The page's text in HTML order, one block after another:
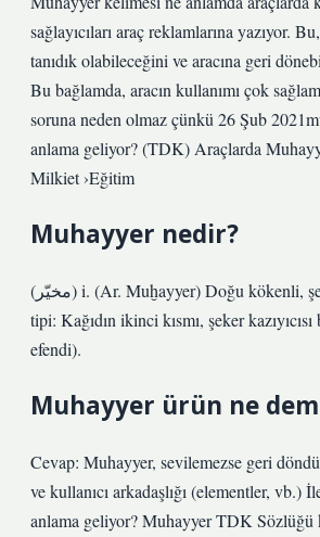
sağlayıcıları araç reklamlarına yazıyor.
tanıdık olabileceğini ve aracına geri
Bu bağlamda, aracın kullanımı çok
soruna neden olmaz çünkü 26 Şub
anlama geliyor? (TDK) Araçlarda
Milkiet ›Eğitim
Muhayyer nedir?
(ﻣﺨﻴّﺮ) i. (Ar. Muḫayyer) Doğu kökenli, şeker içeren bir kağıt
tipi: Kağıdın ikinci kısmı, şeker
efendi).
Muhayyer ürün ne
Cevap: Muhayyer, sevilemezse geri
ve kullanıcı arkadaşlığı (elementler, vb.)
anlama geliyor? Muhayyer TDK Sözlüğü